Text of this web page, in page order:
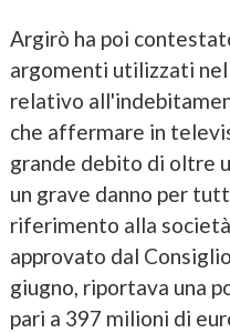
Argirò ha poi
argomenti utilizzati
relativo
che affermare in
grande debito di oltre
un grave danno per
riferimento alla
approvato dal
giugno, riportava una
pari a 397 milioni di